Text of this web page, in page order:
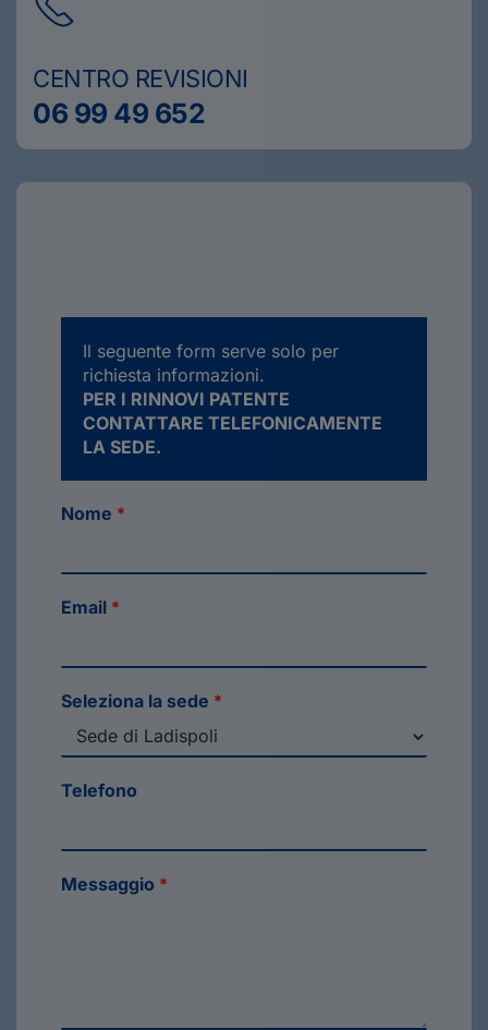
CENTRO REVISIONI
06 99 49 652
Il seguente form serve solo per
richiesta informazioni.
PER I RINNOVI PATENTE
CONTATTARE TELEFONICAMENTE
LA SEDE.
Nome *
Email *
Seleziona la sede *
Telefono
Messaggio *